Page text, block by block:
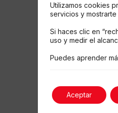
Utilizamos cookies
servicios y
Si haces clic en
uso y medir el
Puedes aprender
Aceptar